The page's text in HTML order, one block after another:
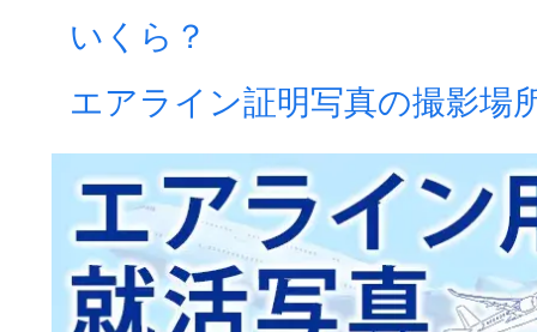
いくら？
エアライン証明写真の撮影場